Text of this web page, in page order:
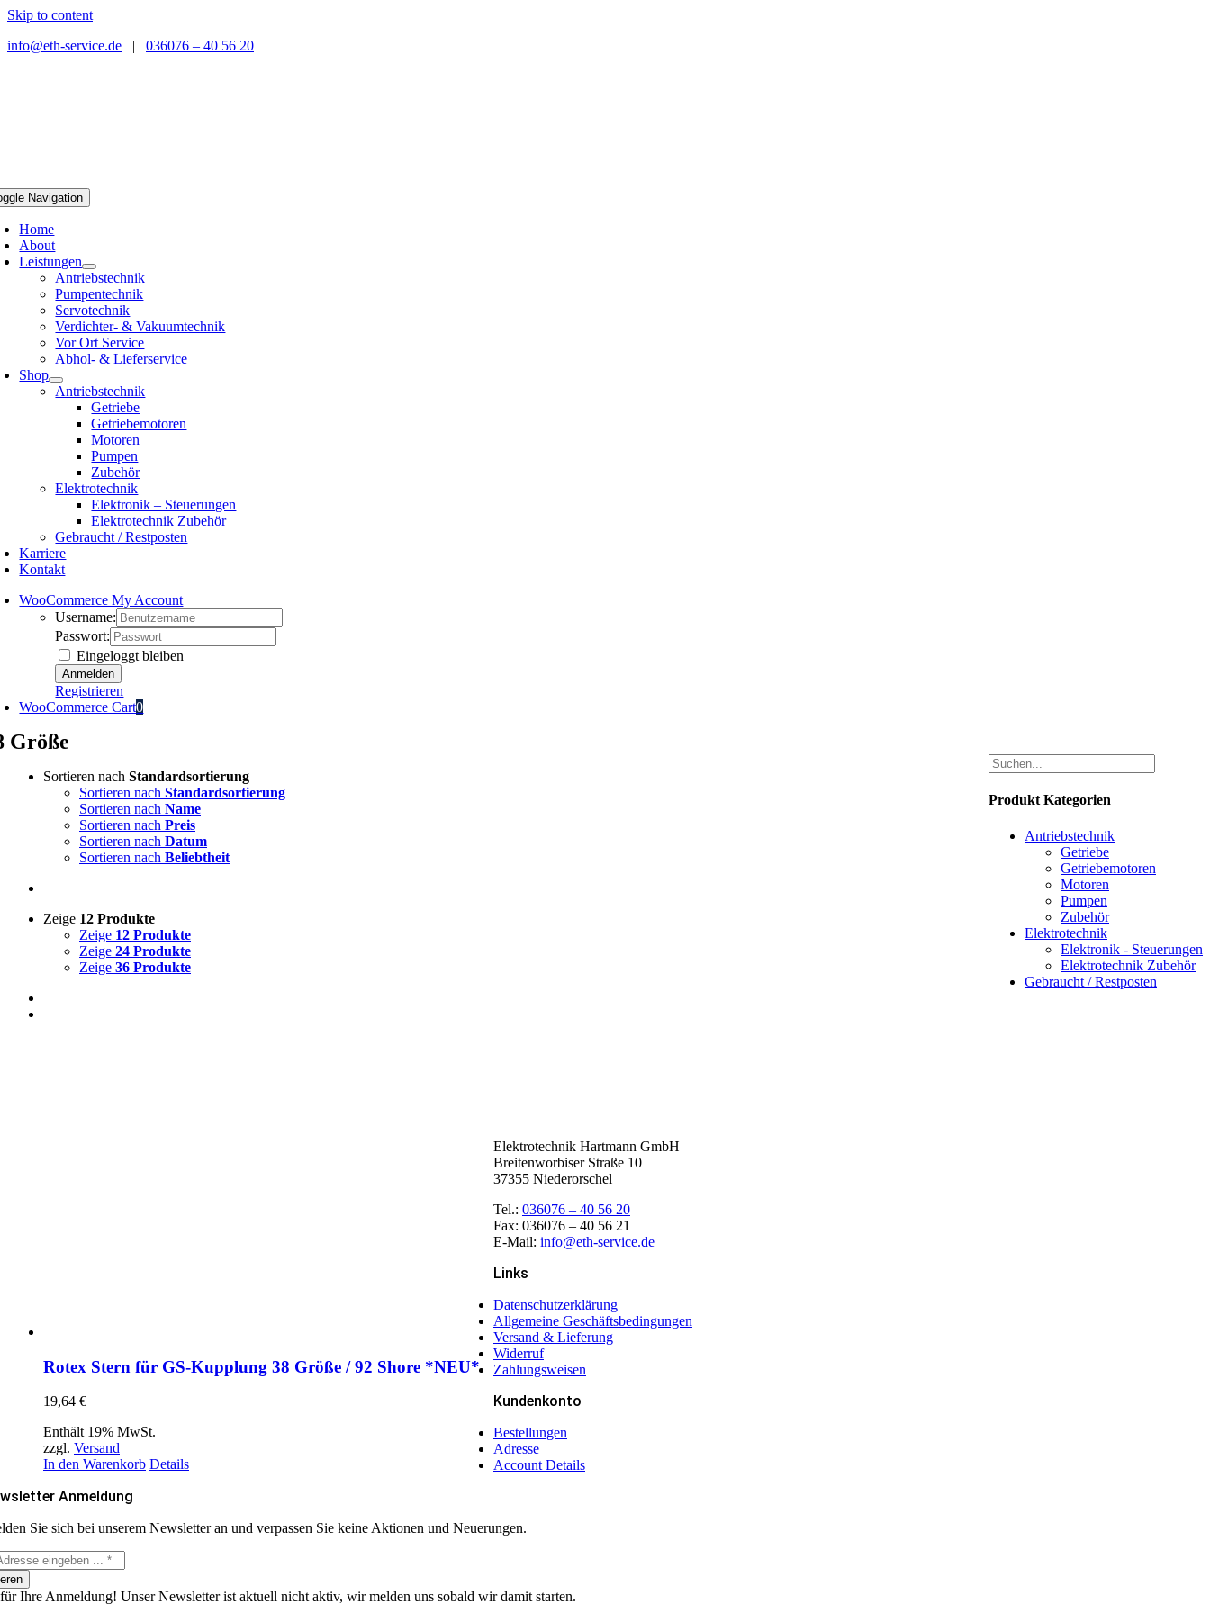
Skip to content
info@eth-service.de | 036076 – 40 56 20
Navigation
Home
About
Leistungen
Antriebstechnik
Pumpentechnik
Servotechnik
Verdichter- & Vakuumtechnik
Vor Ort Service
Abhol- & Lieferservice
Shop
Antriebstechnik
Getriebe
Getriebemotoren
Motoren
Pumpen
Zubehör
Elektrotechnik
Elektronik – Steuerungen
Elektrotechnik Zubehör
Gebraucht / Restposten
Karriere
Kontakt
WooCommerce My Account
Username:
Passwort:
Eingeloggt bleiben
Registrieren
WooCommerce Cart0
Größe
Sortieren nach Standardsortierung
Sortieren nach Standardsortierung
Sortieren nach Name
Sortieren nach Preis
Sortieren nach Datum
Sortieren nach Beliebtheit
Zeige 12 Produkte
Zeige 12 Produkte
Zeige 24 Produkte
Zeige 36 Produkte
Rotex Stern für GS-Kupplung 38 Größe / 92 Shore *NEU*
19,64 €
Enthält 19% MwSt.
zzgl. Versand
In den Warenkorb Details
Produkt Kategorien
Antriebstechnik
Getriebe
Getriebemotoren
Motoren
Pumpen
Zubehör
Elektrotechnik
Elektronik - Steuerungen
Elektrotechnik Zubehör
Gebraucht / Restposten
Elektrotechnik Hartmann GmbH
Breitenworbiser Straße 10
37355 Niederorschel
Tel.: 036076 – 40 56 20
Fax: 036076 – 40 56 21
E-Mail: info@eth-service.de
Links
Datenschutzerklärung
Allgemeine Geschäftsbedingungen
Versand & Lieferung
Widerruf
Zahlungsweisen
Kundenkonto
Bestellungen
Adresse
Account Details
Anmeldung
Sie sich bei unserem Newsletter an und verpassen Sie keine Aktionen und Neuerungen.
Ihre Anmeldung! Unser Newsletter ist aktuell nicht aktiv, wir melden uns sobald wir damit starten.